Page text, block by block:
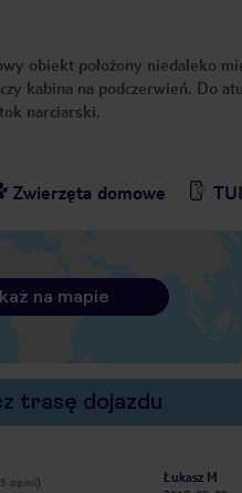
obiekt położony niedaleko
kabina na podczerwień. Do
narciarski.
Zwierzęta domowe
na mapie
trasę dojazdu
opinii)
Łukasz M